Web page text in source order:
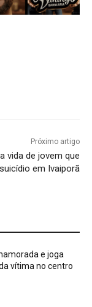
Próximo artigo
vida de jovem que
em Ivaiporã
e joga
vítima no centro